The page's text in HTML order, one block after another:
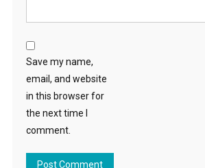
Save my name,
email, and website
in this browser for
the next time I
comment.